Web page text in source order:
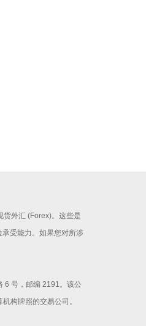
货外汇 (Forex)。这些是
受能力。如果您对所涉
6 号，邮编 2191。该公
构牌照的交易公司。